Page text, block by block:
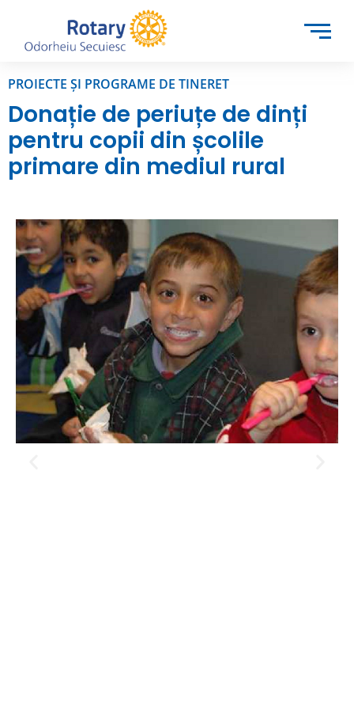
PROIECTE ȘI PROGRAME DE TINERET
Donație de periuțe de dinți
pentru copii din școlile
primare din mediul rural